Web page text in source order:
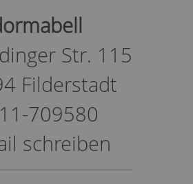
Str. 115
Filderstadt
709580
schreiben